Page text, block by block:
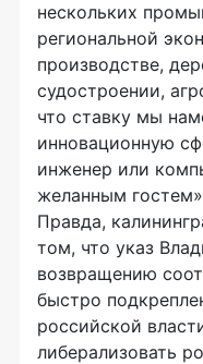
нескольких
региональной
производстве,
судостроении,
что ставку мы
инновационную
инженер или
желанным
Правда,
том, что указ
возвращению
быстро
российской
либерализовать